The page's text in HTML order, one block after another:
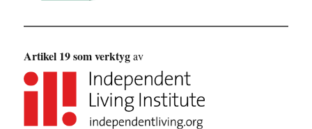
Artikel 19 som verktygav